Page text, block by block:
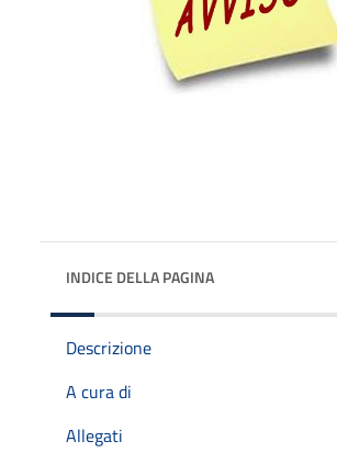
INDICE DELLA PAGINA
Descrizione
A cura di
Allegati